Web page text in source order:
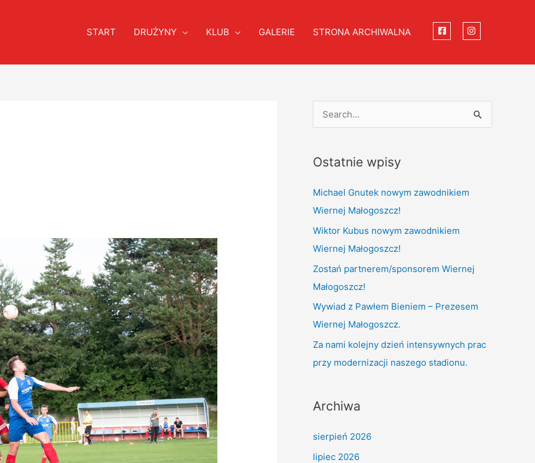
START DRUŻYNY KLUB GALERIE STRONA ARCHIWALNA
r
c
h
Ostatnie wpisy
Michael Gnutek nowym zawodnikiem
Wiernej Małogoszcz!
Wiktor Kubus nowym zawodnikiem
Wiernej Małogoszcz!
Zostań partnerem/sponsorem Wiernej
Małogoszcz!
Wywiad z Pawłem Bieniem – Prezesem
Wiernej Małogoszcz.
Za nami kolejny dzień intensywnych prac
przy modernizacji naszego stadionu.
Archiwa
sierpień 2026
lipiec 2026